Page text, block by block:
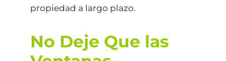
propiedad a largo plazo.
No Deje Que las